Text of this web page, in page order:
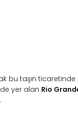
bu taşın
yer alan Rio